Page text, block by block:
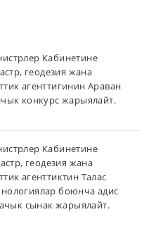
Кабинетине
геодезия жана
агенттигинин Араван
конкурс жарыялайт.
Кабинетине
геодезия жана
агенттиктин Талас
боюнча адис
сынак жарыялайт.